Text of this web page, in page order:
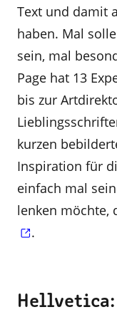
Text und damit
haben. Mal
sein, mal
Page hat 13
bis zur
kurzen
Inspiration für
einfach mal
lenken möchte,
.